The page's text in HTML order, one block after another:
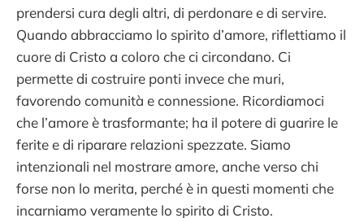
prendersi cura degli altri, di perdonare e di servire.
Quando abbracciamo lo spirito d’amore, riflettiamo il
cuore di Cristo a coloro che ci circondano. Ci
permette di costruire ponti invece che muri,
favorendo comunità e connessione. Ricordiamoci
che l’amore è trasformante; ha il potere di guarire le
ferite e di riparare relazioni spezzate. Siamo
intenzionali nel mostrare amore, anche verso chi
forse non lo merita, perché è in questi momenti che
incarniamo veramente lo spirito di Cristo.